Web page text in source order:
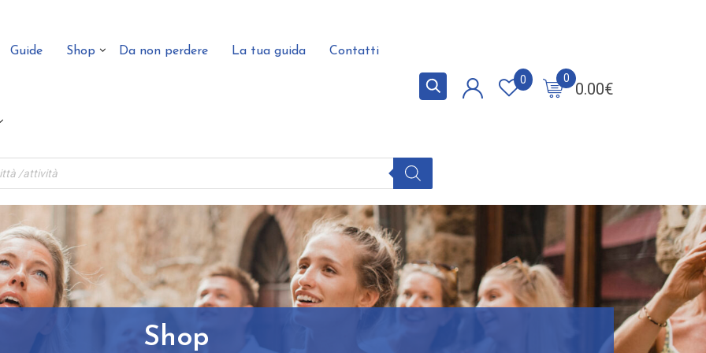
Guide Shop Da non perdere La tua guida Contatti
0.00€
0
0
Shop